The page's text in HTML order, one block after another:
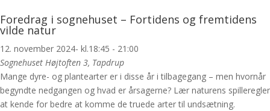
Foredrag i sognehuset – Fortidens og fremtidens
vilde natur
12. november 2024- kl.18:45 - 21:00
Sognehuset Højtoften 3, Tapdrup
Mange dyre- og plantearter er i disse år i tilbagegang – men hvornår
begyndte nedgangen og hvad er årsagerne? Lær naturens spilleregler
at kende for bedre at komme de truede arter til undsætning.